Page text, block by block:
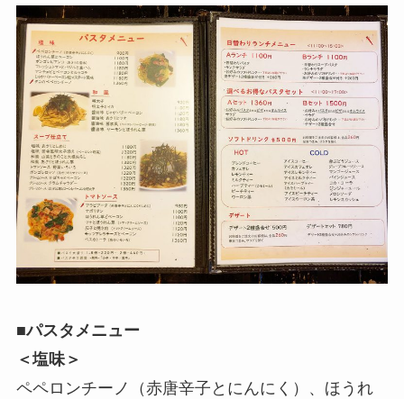
■パスタメニュー
＜塩味＞
ペペロンチーノ（赤唐辛子とにんにく）、ほうれ